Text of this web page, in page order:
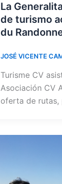
La
de turismo
du
JOSÉ VICENTE
Turisme CV
Asociación CV
oferta de rutas,